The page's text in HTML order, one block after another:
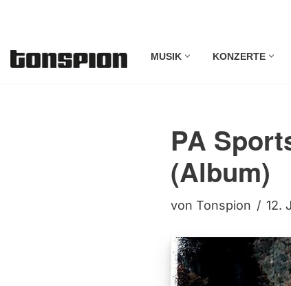
Inhalt
MUSIK KONZERTE
PA
(Album)
vonTonspion 12.